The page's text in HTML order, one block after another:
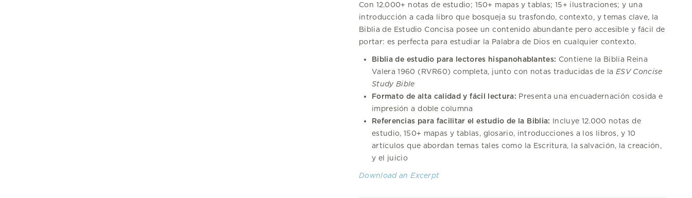
Con 12.000+ notas de estudio; 150+ mapas y tablas; 15+ ilustraciones; y una
introducción a cada libro que bosqueja su trasfondo, contexto, y temas clave, la
Biblia de Estudio Concisa posee un contenido abundante pero accesible y fácil de
portar: es perfecta para estudiar la Palabra de Dios en cualquier contexto.
Biblia de estudio para lectores hispanohablantes: Contiene la Biblia Reina
Valera 1960 (RVR60) completa, junto con notas traducidas de la ESV Concise
Study Bible
Formato de alta calidad y fácil lectura: Presenta una encuadernación cosida e
impresión a doble columna
Referencias para facilitar el estudio de la Biblia: Incluye 12.000 notas de
estudio, 150+ mapas y tablas, glosario, introducciones a los libros, y 10
artículos que abordan temas tales como la Escritura, la salvación, la creación,
y el juicio
Download an Excerpt